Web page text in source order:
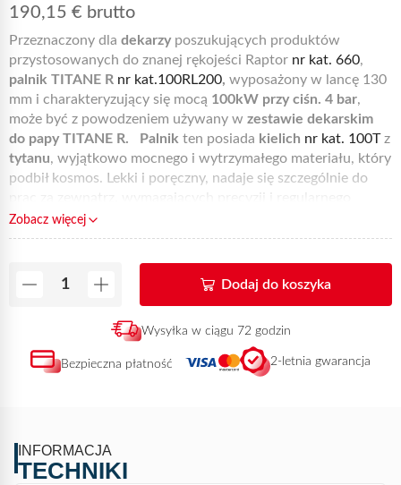
190,15 € brutto
Przeznaczony dla dekarzyposzukujących produktów
przystosowanych do znanej rękojeści Raptor nr kat. 660,
palnik TITANE R nr kat.100RL200, wyposażony w lancę 130
mm i charakteryzujący się mocą 100kW przy ciśn. 4 bar,
może być z powodzeniem używany w zestawie dekarskim
do papy TITANE R.
Palnik ten posiada kielich nr kat. 100Tz
tytanu, wyjątkowo mocnego i wytrzymałego materiału, który
podbił kosmos. Lekki i poręczny, nadaje się szczególnie do
płomienia.Palnik jest dostępny u stałych dystrybutorów
produktów Express.
Zobacz więcej
Dodaj do koszyka
Wysyłka w ciągu 72 godzin
Bezpieczna płatność 2-letnia gwarancja
INFORMACJA
TECHNIKI